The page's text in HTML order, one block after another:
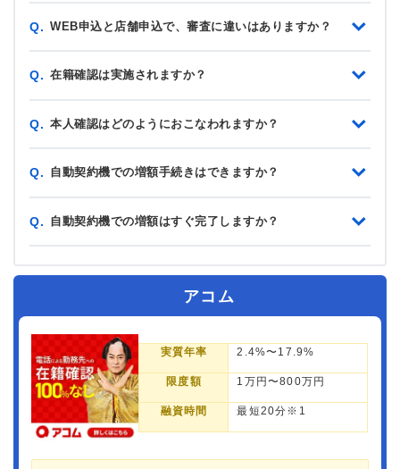
Q. WEB申込と店舗申込で、審査に違いはありますか？
Q. 在籍確認は実施されますか？
Q. 本人確認はどのようにおこなわれますか？
Q. 自動契約機での増額手続きはできますか？
Q. 自動契約機での増額はすぐ完了しますか？
アコム
実質年率 2.4%〜17.9%
限度額 1万円〜800万円
融資時間 最短20分※1